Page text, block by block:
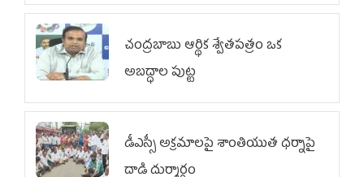
చంద్రబాబు ఆర్థిక శ్వేతపత్రం ఒక
అబద్ధాల పుట్ట
డీఎస్సీ అక్రమాలపై శాంతియుత ధర్నాపై
దాడి దుర్మార్గం